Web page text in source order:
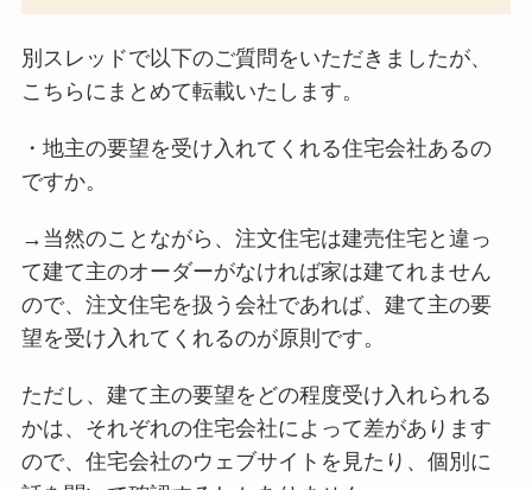
別スレッドで以下のご質問をいただきましたが、
こちらにまとめて転載いたします。
・地主の要望を受け入れてくれる住宅会社あるの
ですか。
→当然のことながら、注文住宅は建売住宅と違っ
て建て主のオーダーがなければ家は建てれません
ので、注文住宅を扱う会社であれば、建て主の要
望を受け入れてくれるのが原則です。
ただし、建て主の要望をどの程度受け入れられる
かは、それぞれの住宅会社によって差があります
ので、住宅会社のウェブサイトを見たり、個別に